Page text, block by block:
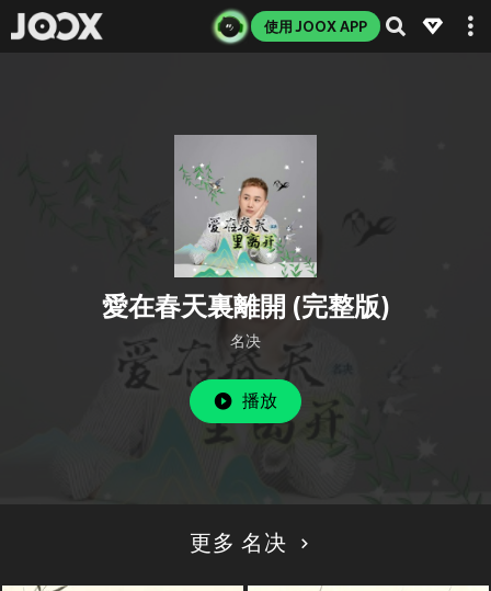
使用 JOOX APP
愛在春天裏離開 (完整版)
名决
播放
更多 名决